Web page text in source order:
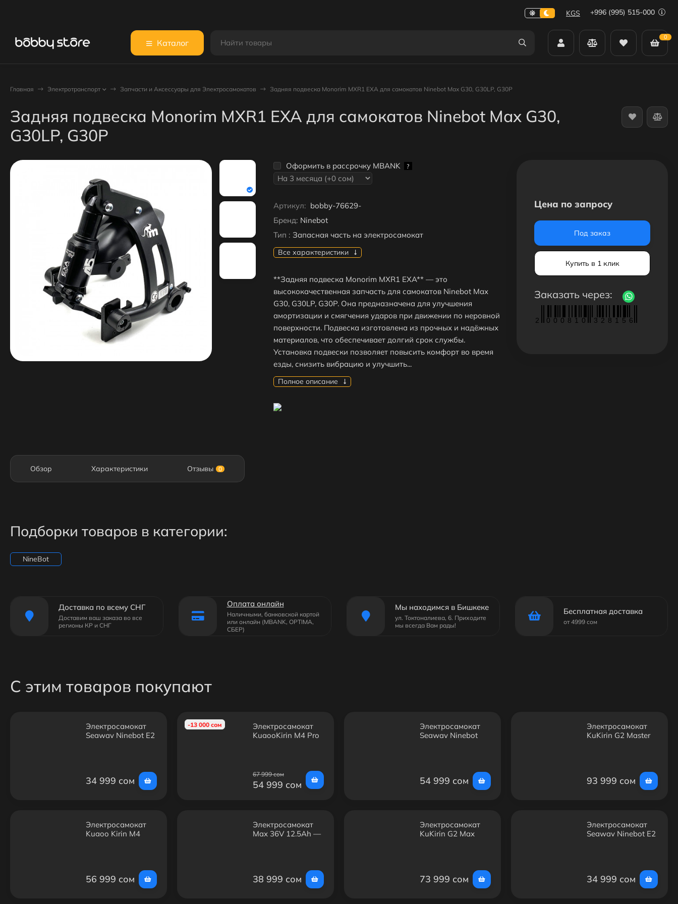
KGS +996 (995) 515-000
Каталог
0
Главная Электротранспорт Запчасти и Аксессуары для Электросамокатов Задняя подвеска Monorim MXR1 EXA для самокатов Ninebot Max G30, G30LP, G30P
Задняя подвеска Monorim MXR1 EXA для самокатов Ninebot Max G30,
G30LP, G30P
Оформить в рассрочку MBANK ?
Артикул: bobby-76629-
Бренд: Ninebot
Тип : Запасная часть на электросамокат
Все характеристики
**Задняя подвеска Monorim MXR1 EXA** — это
высококачественная запчасть для самокатов Ninebot Max
G30, G30LP, G30P. Она предназначена для улучшения
амортизации и смягчения ударов при движении по неровной
поверхности. Подвеска изготовлена из прочных и надёжных
материалов, что обеспечивает долгий срок службы.
Установка подвески позволяет повысить комфорт во время
езды, снизить вибрацию и улучшить...
Полное описание
Цена по запросу
Под заказ
Купить в 1 клик
Заказать через:
2 0 0 0 8 1 0 3 2 8 1 5 6
Обзор Характеристики Отзывы 0
Подборки товаров в категории:
NineBot
Доставка по всему СНГ
Доставим ваш заказа во все
регионы КР и СНГ
Оплата онлайн
Наличными, банковской картой
или онлайн (MBANK, OPTIMA,
СБЕР)
Мы находимся в Бишкеке
ул. Токтоналиева, 6. Приходите
мы всегда Вам рады!
Бесплатная доставка
от 4999 сом
С этим товаров покупают
Электросамокат
Segway Ninebot E2
34 999 сом
Электросамокат
Kugoo Kirin M4
внедорожный, 10″
колёса
56 999 сом
-13 000 сом
Электросамокат
KugooKirin M4 Pro
67 999 сом
54 999 сом
Электросамокат
Max 36V 12.5Ah —
38 999 сом
Электросамокат
Segway Ninebot
54 999 сом
Электросамокат
KuKirin G2 Max
73 999 сом
Электросамокат
KuKirin G2 Master
93 999 сом
Электросамокат
Segway Ninebot E2
34 999 сом